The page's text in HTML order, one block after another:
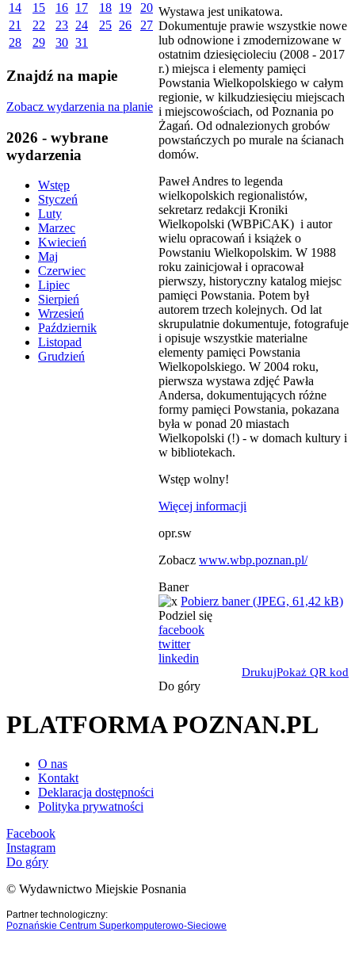
14
15 16 17 18 19
20
21
22 23 24 25 26
27
28
29 30 31
Znajdź na mapie
Zobacz wydarzenia na planie
2026 - wybrane
wydarzenia
Wstęp
Styczeń
Luty
Marzec
Kwiecień
Maj
Czerwiec
Lipiec
Sierpień
Wrzesień
Październik
Listopad
Grudzień
Wystawa jest unikatowa.
Dokumentuje prawie wszystkie nowe
lub odnowione i zmodernizowane w
ostatnim dziesięcioleciu (2008 - 2017
r.) miejsca i elementy pamięci
Powstania Wielkopolskiego w całym
regionie, w kilkudziesięciu miejscach
i miejscowościach, od Poznania po
Żagań. Od odnalezionych grobów
powstańczych po murale na ścianach
domów.
Paweł Andres to legenda
wielkopolskich regionalistów,
sekretarz redakcji Kroniki
Wielkopolski (WBPiCAK) i autor
wielu opracowań i książek o
Powstaniu Wielkopolskim. W 1988
roku zainicjował i opracował
pierwszy, historyczny katalog miejsc
pamięci Powstania. Potem był
autorem trzech kolejnych. Od lat
skrupulatnie dokumentuje, fotografuje
i opisuje wszystkie materialne
elementy pamięci Powstania
Wielkopolskiego. W 2004 roku,
pierwsza wystawa zdjęć Pawła
Andersa, dokumentujących różne
formy pamięci Powstania, pokazana
była w ponad 20 miastach
Wielkopolski (!) - w domach kultury i
w bibliotekach.
Wstęp wolny!
Więcej informacji
opr.sw
Zobacz www.wbp.poznan.pl/
Baner
Pobierz baner (JPEG, 61,42 kB)
Podziel się
facebook
twitter
linkedin
DrukujPokaż QR kod
Do góry
PLATFORMA POZNAN.PL
O nas
Kontakt
Deklaracja dostępności
Polityka prywatności
Facebook
Instagram
Do góry
© Wydawnictwo Miejskie Posnania
Partner technologiczny:
Poznańskie Centrum Superkomputerowo-Sieciowe